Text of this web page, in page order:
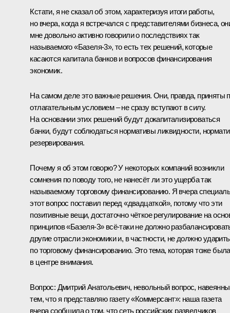
Кстати, я не сказал об этом, характеризуя итоги работы,
но вчера, когда я встречался с представителями бизнеса,
мне довольно активно говорили о последствиях так
называемого «Базеля-3», то есть тех решений, которые
касаются капитала банков и вопросов финансирования
экономик.
На самом деле это важные решения. Они, правда, приняты
отлагательным условием – не сразу вступают в силу.
На основании этих решений будут докапитализироваться
банки, будут соблюдаться нормативы ликвидности,
резервирования.
Почему я об этом говорю? У некоторых компаний возникли
сомнения по поводу того, не нанесёт ли это ущерба так
называемому торговому финансированию. Я вчера
этот вопрос поставил перед «двадцаткой», потому что эти
позитивные вещи, достаточно чёткое регулирование на
принципов «Базеля-3» всё‑таки не должно
другие отрасли экономики и, в частности, не должно ударить
по торговому финансированию. Это тема, которая тоже была
в центре внимания.
Вопрос: Дмитрий Анатольевич, невольный вопрос,
тем, что я представляю газету «Коммерсант»: наша газета
вчера сообщила о том, что сеть российских разведчиков